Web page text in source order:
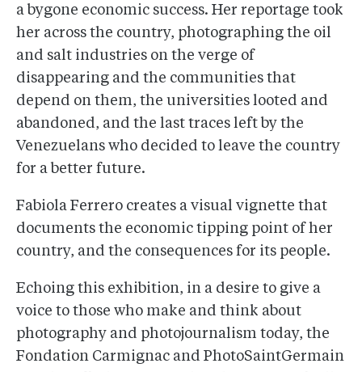
a bygone economic success. Her reportage took
her across the country, photographing the oil
and salt industries on the verge of
disappearing and the communities that
depend on them, the universities looted and
abandoned, and the last traces left by the
Venezuelans who decided to leave the country
for a better future.
Fabiola Ferrero creates a visual vignette that
documents the economic tipping point of her
country, and the consequences for its people.
Echoing this exhibition, in a desire to give a
voice to those who make and think about
photography and photojournalism today, the
Fondation Carmignac and PhotoSaintGermain